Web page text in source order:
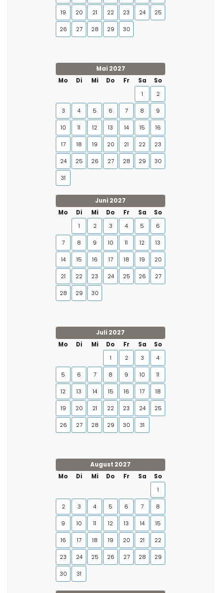
19 20 21 22 23 24 25
26 27 28 29 30
Mai 2027
Mo
Di Mi Do Fr Sa
So
1
2
3 4 5 6 7 8 9
10 11 12 13 14 15 16
17 18 19 20 21 22 23
24 25 26 27 28 29 30
31
Juni 2027
Mo
Di Mi Do Fr Sa
So
1
2 3 4 5 6
7 8 9 10 11 12 13
14 15 16 17 18 19 20
21 22 23 24 25 26 27
28 29 30
Juli 2027
Mo
Di Mi Do Fr Sa
So
1
2 3 4
5 6 7 8 9 10 11
12 13 14 15 16 17 18
19 20 21 22 23 24 25
26 27 28 29 30 31
August 2027
Mo
Di Mi Do Fr Sa
So
1
2 3 4 5 6 7 8
9 10 11 12 13 14 15
16 17 18 19 20 21 22
23 24 25 26 27 28 29
30 31